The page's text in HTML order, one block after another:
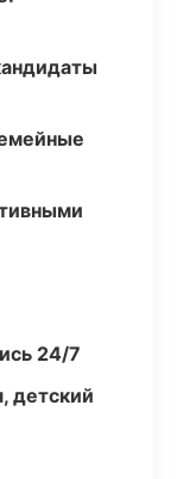
24/7
детский